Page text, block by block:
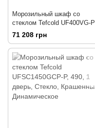
Морозильный шкаф со
стеклом Tefcold UF400VG-P
71 208 грн